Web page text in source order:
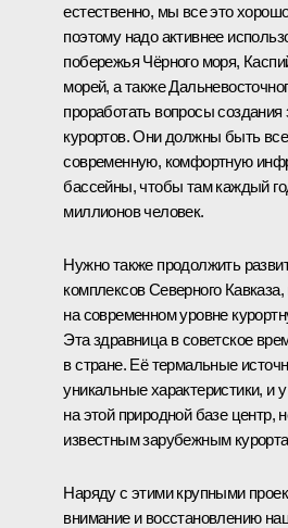
естественно, мы все это
поэтому надо активнее
побережья Чёрного моря,
морей, а также
проработать вопросы
курортов. Они должны быть
современную, комфортную
бассейны, чтобы там каждый
миллионов человек.
Нужно также продолжить
комплексов Северного
на современном уровне
Эта здравница в советское
в стране. Её термальные
уникальные характеристики, и
на этой природной базе
известным зарубежным
Наряду с этими крупными
внимание и восстановлению